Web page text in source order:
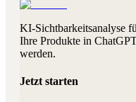
KI-Sichtbarkeitsanalyse
Ihre Produkte in
werden.
Jetzt starten